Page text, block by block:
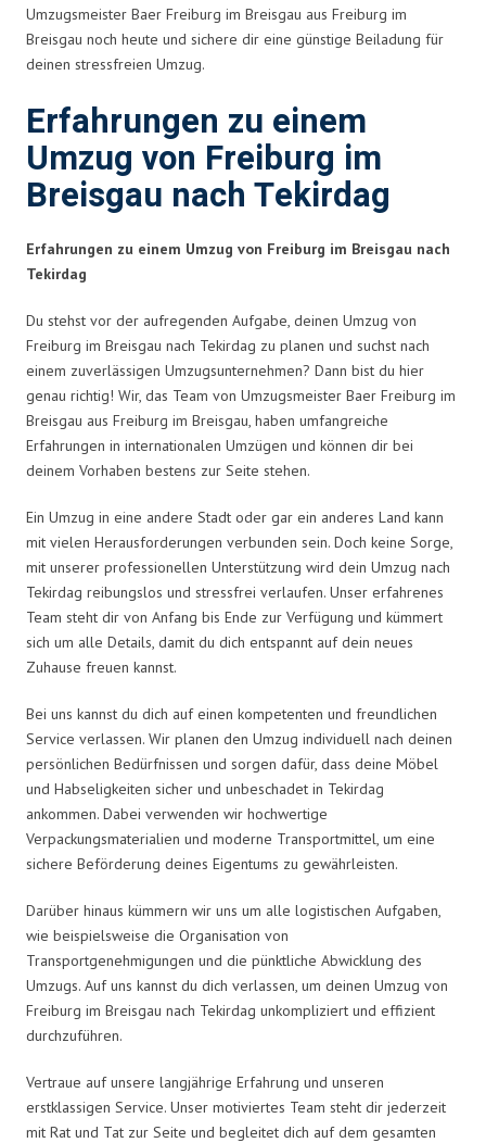
Umzugsmeister Baer Freiburg im Breisgau aus Freiburg im
Breisgau noch heute und sichere dir eine günstige Beiladung für
deinen stressfreien Umzug.
Erfahrungen zu einem
Umzug von Freiburg im
Breisgau nach Tekirdag
Erfahrungen zu einem Umzug von Freiburg im Breisgau nach
Tekirdag
Du stehst vor der aufregenden Aufgabe, deinen Umzug von
Freiburg im Breisgau nach Tekirdag zu planen und suchst nach
einem zuverlässigen Umzugsunternehmen? Dann bist du hier
genau richtig! Wir, das Team von Umzugsmeister Baer Freiburg im
Breisgau aus Freiburg im Breisgau, haben umfangreiche
Erfahrungen in internationalen Umzügen und können dir bei
deinem Vorhaben bestens zur Seite stehen.
Ein Umzug in eine andere Stadt oder gar ein anderes Land kann
mit vielen Herausforderungen verbunden sein. Doch keine Sorge,
mit unserer professionellen Unterstützung wird dein Umzug nach
Tekirdag reibungslos und stressfrei verlaufen. Unser erfahrenes
Team steht dir von Anfang bis Ende zur Verfügung und kümmert
sich um alle Details, damit du dich entspannt auf dein neues
Zuhause freuen kannst.
Bei uns kannst du dich auf einen kompetenten und freundlichen
Service verlassen. Wir planen den Umzug individuell nach deinen
persönlichen Bedürfnissen und sorgen dafür, dass deine Möbel
und Habseligkeiten sicher und unbeschadet in Tekirdag
ankommen. Dabei verwenden wir hochwertige
Verpackungsmaterialien und moderne Transportmittel, um eine
sichere Beförderung deines Eigentums zu gewährleisten.
Darüber hinaus kümmern wir uns um alle logistischen Aufgaben,
wie beispielsweise die Organisation von
Transportgenehmigungen und die pünktliche Abwicklung des
Umzugs. Auf uns kannst du dich verlassen, um deinen Umzug von
Freiburg im Breisgau nach Tekirdag unkompliziert und effizient
durchzuführen.
Vertraue auf unsere langjährige Erfahrung und unseren
erstklassigen Service. Unser motiviertes Team steht dir jederzeit
mit Rat und Tat zur Seite und begleitet dich auf dem gesamten